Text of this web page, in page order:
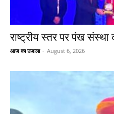
राष्ट्रीय स्तर पर पंख संस्था
आज का उजाला - August 6, 2026